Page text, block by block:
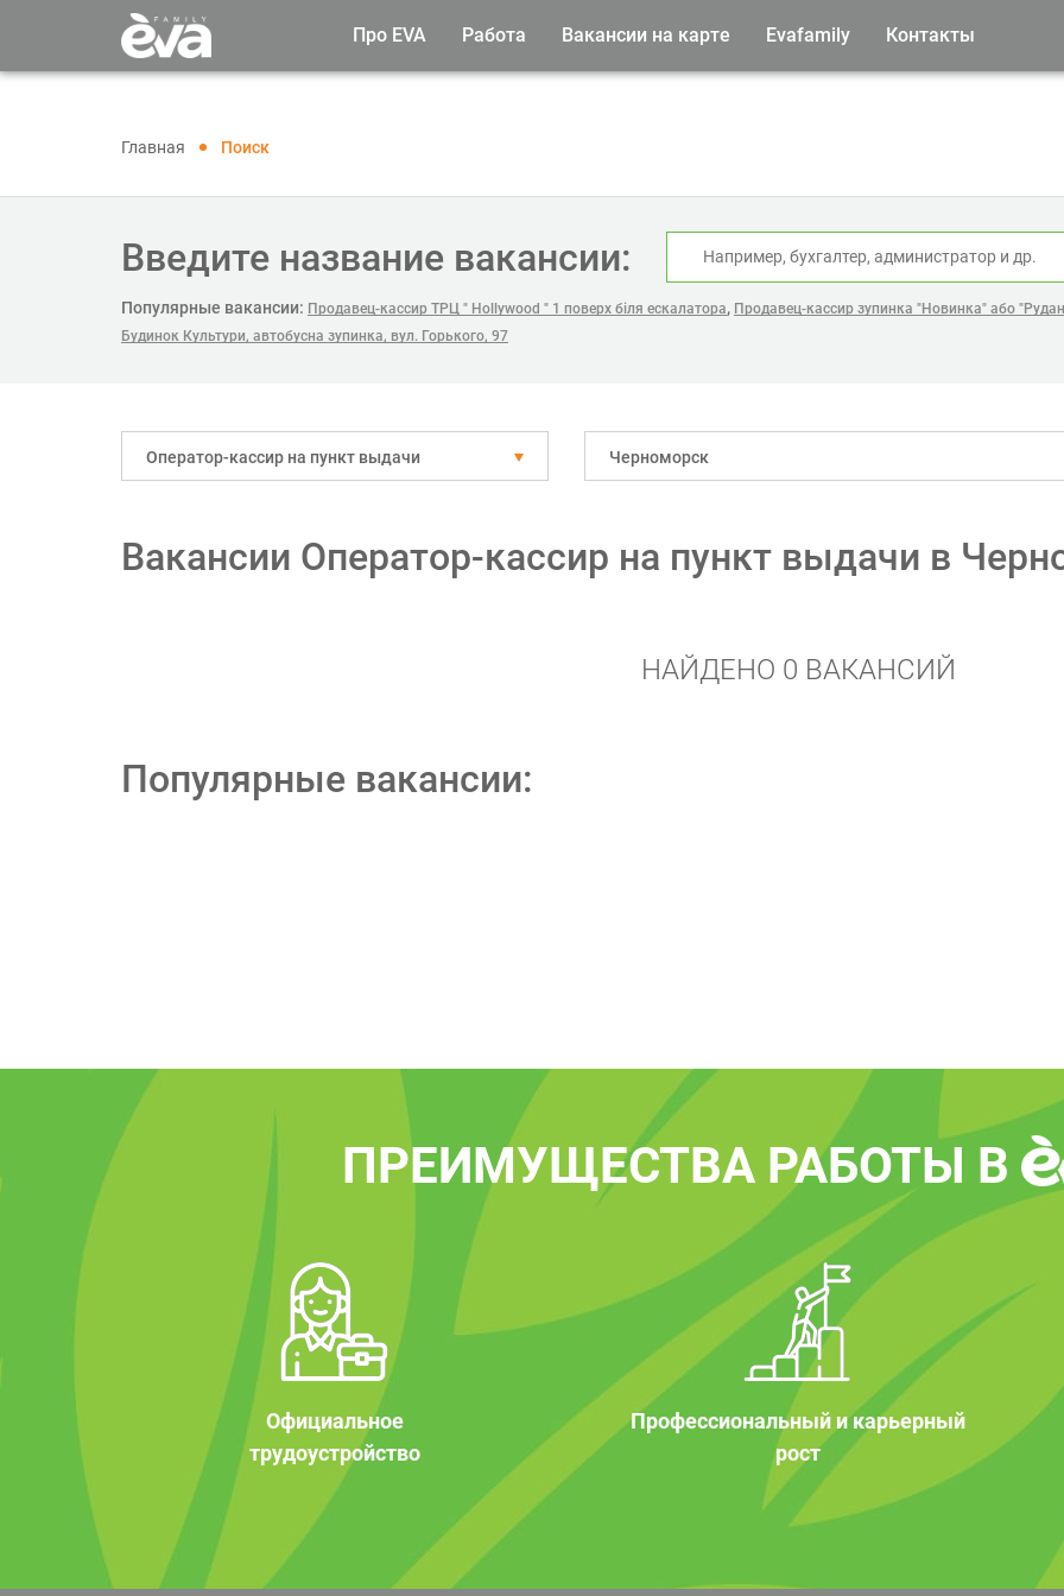
Про EVA Работа Вакансии на карте Evafamily Контакты
Главная Поиск
Введите название вакансии:
Популярные вакансии: Продавец-кассир ТРЦ " Hollywood " 1 поверх біля ескалатора, Продавец-кассир зупинка "Новинка" або
Будинок Культури, автобусна зупинка, вул. Горького, 97
Оператор-кассир на пункт выдачи Черноморск
Вакансии Оператор-кассир на пункт выдачи в
НАЙДЕНО 0 ВАКАНСИЙ
Популярные вакансии:
ПРЕИМУЩЕСТВА РАБОТЫ В
Официальное
трудоустройство
Профессиональный и карьерный
рост